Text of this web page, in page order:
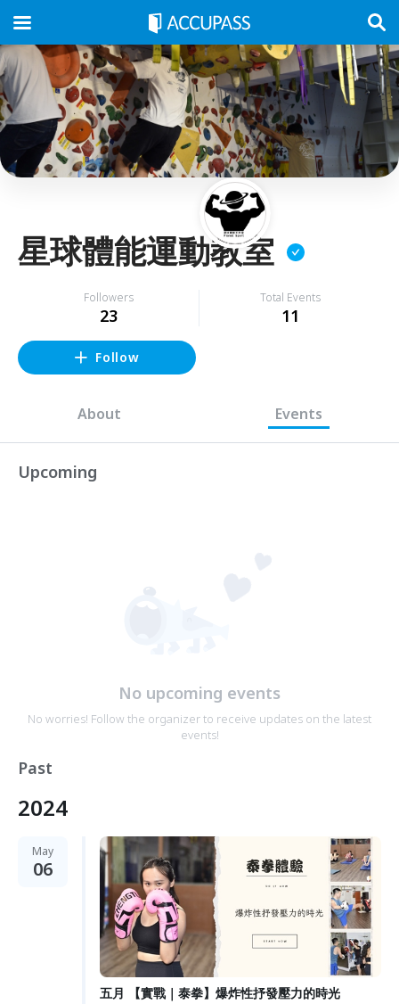
星球體能運動教室
Followers
23
Total Events
11
Follow
About Events
Upcoming
No upcoming events
No worries! Follow the organizer to receive updates on the latest
events!
Past
2024
May
06
五月 【實戰｜泰拳】爆炸性抒發壓力的時光